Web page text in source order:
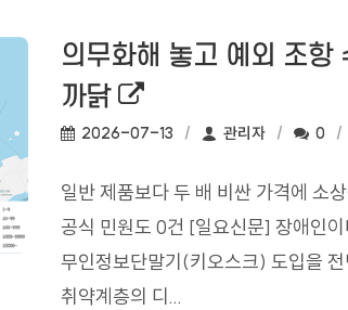
의무화해 놓고 예외 조항
까닭 외부링크로 새창열림
작성일:
2026-07-13 작성자:
관리자 댓글
0
일반 제품보다 두 배 비싼 가격에 소
공식 민원도 0건 [일요신문] 장애인
무인정보단말기(키오스크) 도입을
취약계층의 디...